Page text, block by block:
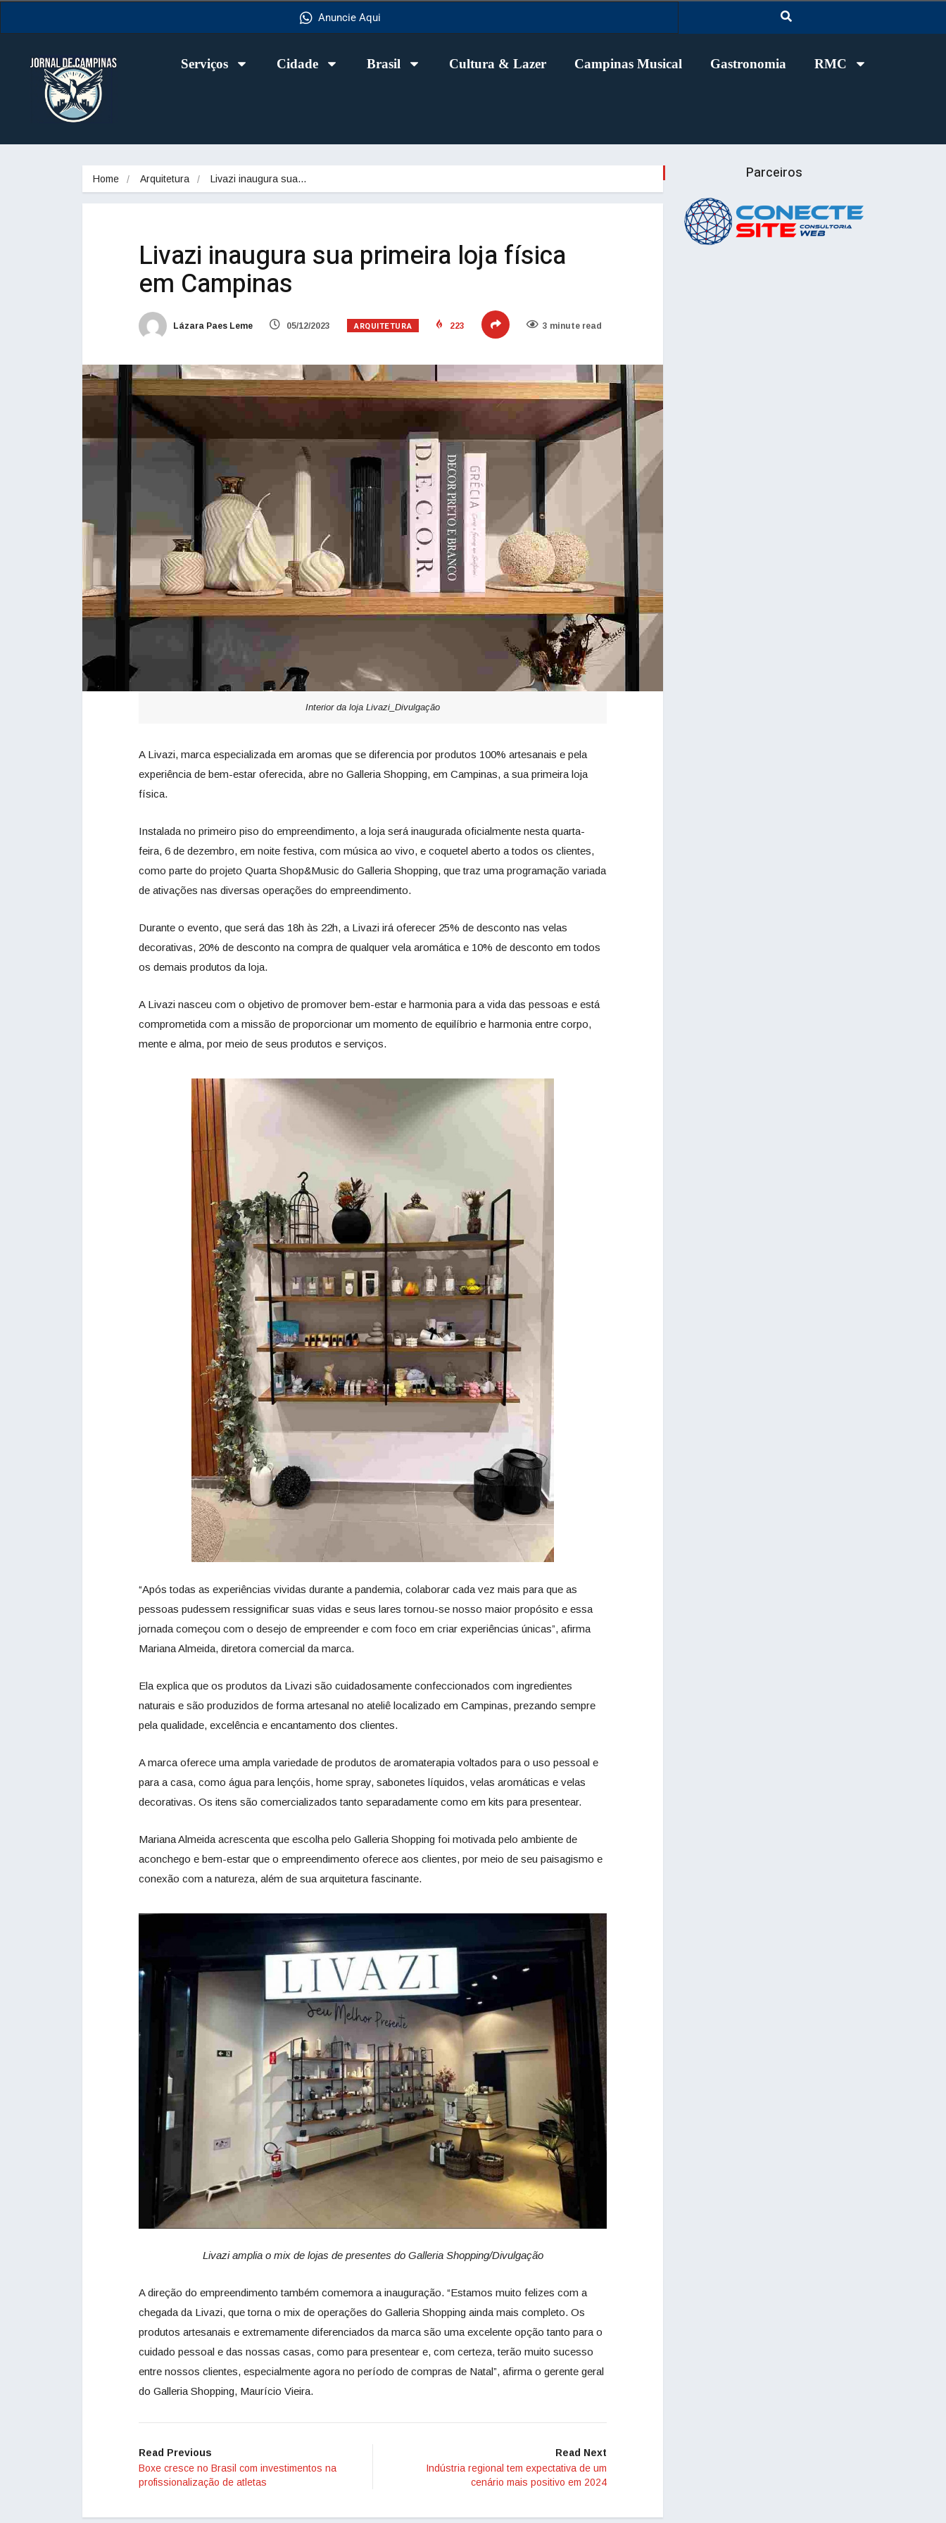
Anuncie Aqui
Serviços Cidade Brasil Cultura & Lazer Campinas Musical Gastronomia RMC
Home Arquitetura Livazi inaugura sua…
Livazi inaugura sua primeira loja física
em Campinas
Lázara Paes Leme 05/12/2023 ARQUITETURA 223 3 minute read
Interior da loja Livazi_Divulgação
A Livazi, marca especializada em aromas que se diferencia por produtos 100% artesanais e pela
experiência de bem-estar oferecida, abre no Galleria Shopping, em Campinas, a sua primeira loja
física.
Instalada no primeiro piso do empreendimento, a loja será inaugurada oficialmente nesta quarta-
feira, 6 de dezembro, em noite festiva, com música ao vivo, e coquetel aberto a todos os clientes,
como parte do projeto Quarta Shop&Music do Galleria Shopping, que traz uma programação variada
de ativações nas diversas operações do empreendimento.
Durante o evento, que será das 18h às 22h, a Livazi irá oferecer 25% de desconto nas velas
decorativas, 20% de desconto na compra de qualquer vela aromática e 10% de desconto em todos
os demais produtos da loja.
A Livazi nasceu com o objetivo de promover bem-estar e harmonia para a vida das pessoas e está
comprometida com a missão de proporcionar um momento de equilíbrio e harmonia entre corpo,
mente e alma, por meio de seus produtos e serviços.
“Após todas as experiências vividas durante a pandemia, colaborar cada vez mais para que as
pessoas pudessem ressignificar suas vidas e seus lares tornou-se nosso maior propósito e essa
jornada começou com o desejo de empreender e com foco em criar experiências únicas”, afirma
Mariana Almeida, diretora comercial da marca.
Ela explica que os produtos da Livazi são cuidadosamente confeccionados com ingredientes
naturais e são produzidos de forma artesanal no ateliê localizado em Campinas, prezando sempre
pela qualidade, excelência e encantamento dos clientes.
A marca oferece uma ampla variedade de produtos de aromaterapia voltados para o uso pessoal e
para a casa, como água para lençóis, home spray, sabonetes líquidos, velas aromáticas e velas
decorativas. Os itens são comercializados tanto separadamente como em kits para presentear.
Mariana Almeida acrescenta que escolha pelo Galleria Shopping foi motivada pelo ambiente de
aconchego e bem-estar que o empreendimento oferece aos clientes, por meio de seu paisagismo e
conexão com a natureza, além de sua arquitetura fascinante.
Livazi amplia o mix de lojas de presentes do Galleria Shopping/Divulgação
A direção do empreendimento também comemora a inauguração. “Estamos muito felizes com a
chegada da Livazi, que torna o mix de operações do Galleria Shopping ainda mais completo. Os
produtos artesanais e extremamente diferenciados da marca são uma excelente opção tanto para o
cuidado pessoal e das nossas casas, como para presentear e, com certeza, terão muito sucesso
entre nossos clientes, especialmente agora no período de compras de Natal”, afirma o gerente geral
do Galleria Shopping, Maurício Vieira.
Read Previous
Boxe cresce no Brasil com investimentos na
profissionalização de atletas
Read Next
Indústria regional tem expectativa de um
cenário mais positivo em 2024
Parceiros